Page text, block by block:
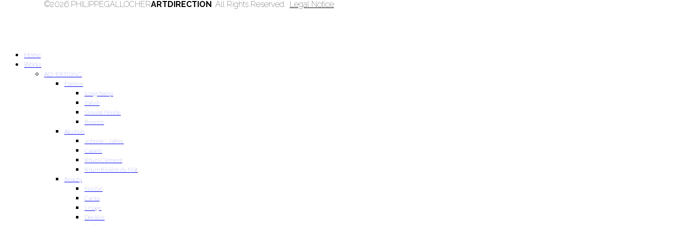
©2026 PHILIPPEGALLOCHERARTDIRECTION. All Rights Reserved. Legal Notice
Home
Works
ADVERTISING
Fashion
Longchamp
ba&sh
Simone Pérèle
Bonobo
Alcohols
Johnnie Walker
Casanis
Rhum Clément
Rhum Rivière du Mât
Beauty
Nocibé
Carita
Uriage
Decléor